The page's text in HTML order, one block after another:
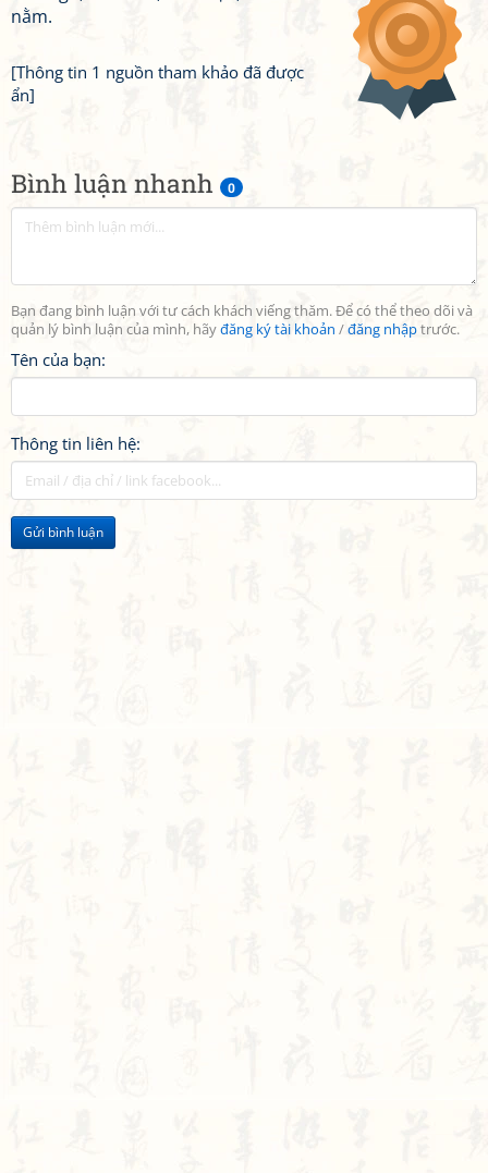
Bình luận nhanh 0
Bạn đang bình luận với tư cách khách viếng thăm. Để có thể theo dõi và
quản lý bình luận của mình, hãyđăng ký tài khoản /đăng nhậptrước.
Tên của bạn:
Thông tin liên hệ:
Gửi bình luận
nằm.
[Thông tin 1 nguồn tham khảo đã được
ẩn]